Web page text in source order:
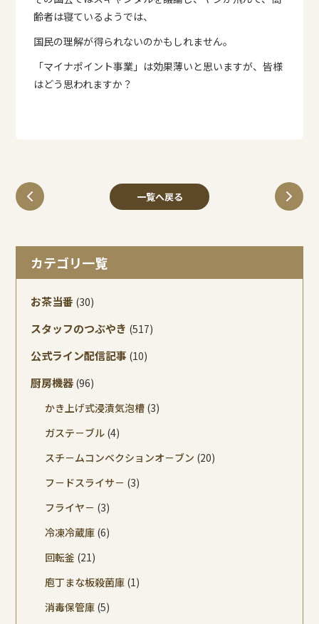
齢者は寝ているようでは、
国民の理解が得られないのかもしれません。
「マイナポイント事業」は効果薄いと思いますが、皆様
はどう思われますか？
一覧へ戻る
カテゴリ一覧
お茶当番 (30)
スタッフのつぶやき (517)
公式ライン配信記事 (10)
厨房機器 (96)
かき上げ式浸漬気泡槽 (3)
ガステ－ブル (4)
スチ－ムコンベクションオ－ブン (20)
フ－ドスライサ－ (3)
フライヤ－ (3)
冷凍冷蔵庫 (6)
回転釜 (21)
庖丁まな板殺菌庫 (1)
消毒保管庫 (5)